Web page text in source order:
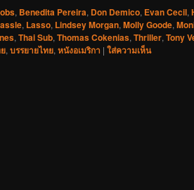
, Benedita Pereira, Don Demico, Evan Cecil,
, Lasso, Lindsey Morgan, Molly Goode,
, Thai Sub, Thomas Cokenias, Thriller, Tony
, บรรยายไทย, หนังอเมริกา | ใส่ความเห็น